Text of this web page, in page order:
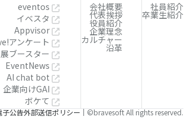
eventos
イベスタ
Appvisor
アンケート
ブースター
EventNews
AI chat bot
企業向けGAI
ボケて
会社概要
代表挨拶
役員紹介
企業理念
カルチャー
沿革
社員紹介
卒業生紹介
子公告外部送信ポリシー ©bravesoft All rights reserved.